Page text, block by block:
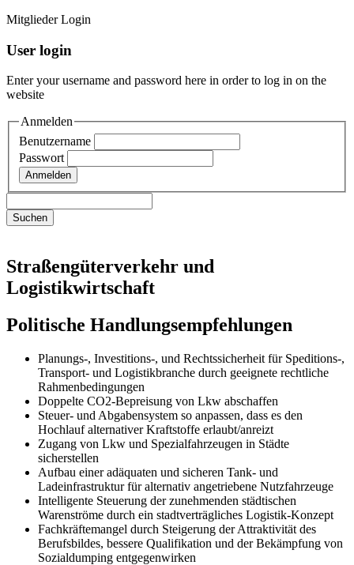
Mitglieder Login
User login
Enter your username and password here in order to log in on the
website
Anmelden
Benutzername
Passwort
Straßengüterverkehr und
Logistikwirtschaft
Politische Handlungsempfehlungen
Planungs-, Investitions-, und Rechtssicherheit für Speditions-,
Transport- und Logistikbranche durch geeignete rechtliche
Rahmenbedingungen
Doppelte CO2-Bepreisung von Lkw abschaffen
Steuer- und Abgabensystem so anpassen, dass es den
Hochlauf alternativer Kraftstoffe erlaubt/anreizt
Zugang von Lkw und Spezialfahrzeugen in Städte
sicherstellen
Aufbau einer adäquaten und sicheren Tank- und
Ladeinfrastruktur für alternativ angetriebene Nutzfahrzeuge
Intelligente Steuerung der zunehmenden städtischen
Warenströme durch ein stadtverträgliches Logistik-Konzept
Fachkräftemangel durch Steigerung der Attraktivität des
Berufsbildes, bessere Qualifikation und der Bekämpfung von
Sozialdumping entgegenwirken